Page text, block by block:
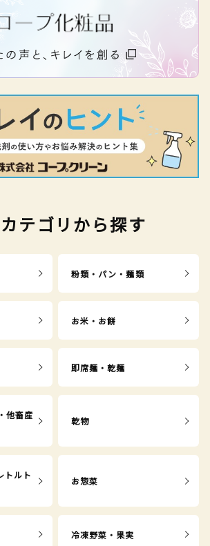
テゴリから探す
粉類・パン・麺類
お米・お餅
即席麺・乾麺
他畜産
乾物
トルト
お惣菜
冷凍野菜・果実